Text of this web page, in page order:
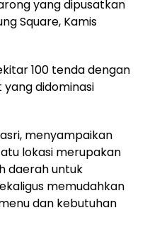
yang dipusatkan
Square, Kamis
100 tenda dengan
didominasi
menyampaikan
lokasi merupakan
daerah untuk
memudahkan
dan kebutuhan